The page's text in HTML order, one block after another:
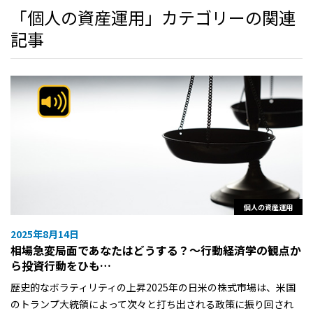
「個人の資産運用」カテゴリーの関連
記事
個人の資産運用
2025年8月14日
相場急変局面であなたはどうする？～行動経済学の観点か
ら投資行動をひも…
歴史的なボラティリティの上昇2025年の日米の株式市場は、米国
のトランプ大統領によって次々と打ち出される政策に振り回され